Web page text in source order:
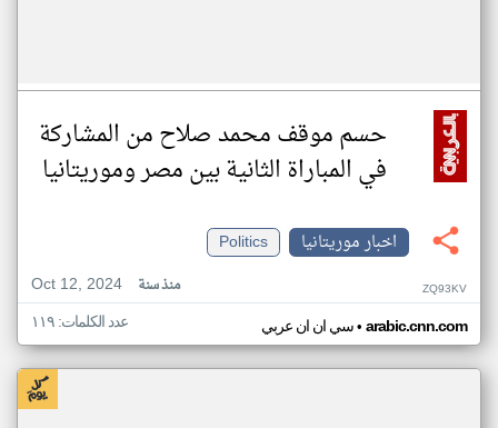
حسم موقف محمد صلاح من المشاركة
في المباراة الثانية بين مصر وموريتانيا
اخبار موريتانيا
Politics
Oct 12, 2024
منذ سنة ZQ93KV
سي ان ان عربي• arabic.cnn.com عدد الكلمات: ١١٩